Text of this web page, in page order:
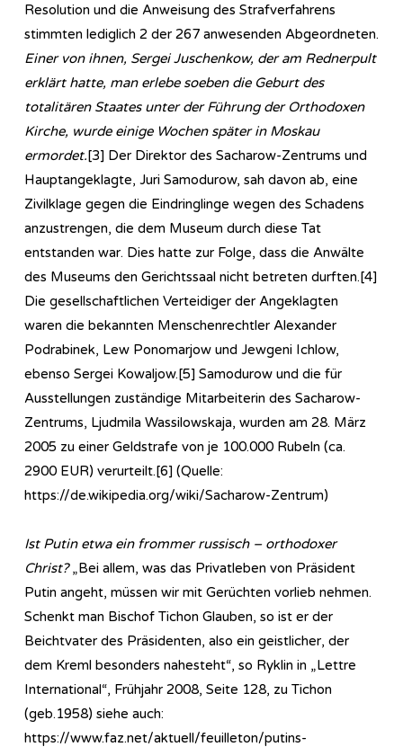
Resolution und die Anweisung des Strafverfahrens
stimmten lediglich 2 der 267 anwesenden Abgeordneten.
Einer von ihnen, Sergei Juschenkow, der am Rednerpult
erklärt hatte, man erlebe soeben die Geburt des
totalitären Staates unter der Führung der Orthodoxen
Kirche, wurde einige Wochen später in Moskau
ermordet.[3] Der Direktor des Sacharow-Zentrums und
Hauptangeklagte, Juri Samodurow, sah davon ab, eine
Zivilklage gegen die Eindringlinge wegen des Schadens
anzustrengen, die dem Museum durch diese Tat
entstanden war. Dies hatte zur Folge, dass die Anwälte
des Museums den Gerichtssaal nicht betreten durften.[4]
Die gesellschaftlichen Verteidiger der Angeklagten
waren die bekannten Menschenrechtler Alexander
Podrabinek, Lew Ponomarjow und Jewgeni Ichlow,
ebenso Sergei Kowaljow.[5] Samodurow und die für
Ausstellungen zuständige Mitarbeiterin des Sacharow-
Zentrums, Ljudmila Wassilowskaja, wurden am 28. März
2005 zu einer Geldstrafe von je 100.000 Rubeln (ca.
2900 EUR) verurteilt.[6] (Quelle:
https://de.wikipedia.org/wiki/Sacharow-Zentrum)
Ist Putin etwa ein frommer russisch – orthodoxer
Christ?„Bei allem, was das Privatleben von Präsident
Putin angeht, müssen wir mit Gerüchten vorlieb nehmen.
Schenkt man Bischof Tichon Glauben, so ist er der
Beichtvater des Präsidenten, also ein geistlicher, der
dem Kreml besonders nahesteht“, so Ryklin in „Lettre
International“, Frühjahr 2008, Seite 128, zu Tichon
(geb.1958) siehe auch:
https://www.faz.net/aktuell/feuilleton/putins-